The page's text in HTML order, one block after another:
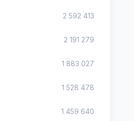
2 592 413
2 191 279
1 883 027
1 528 478
1 459 640